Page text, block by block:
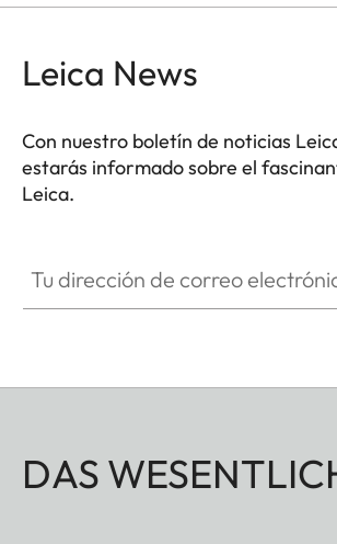
Leica News
Con nuestro boletín de noticias
estarás informado sobre el
Leica.
DAS